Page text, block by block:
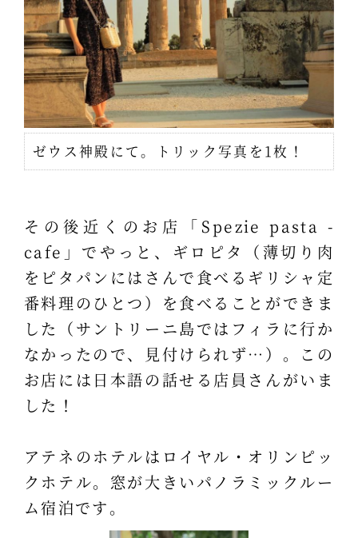
ゼウス神殿にて。トリック写真を1枚！
その後近くのお店「Spezie pasta -
cafe」でやっと、ギロピタ（薄切り肉
をピタパンにはさんで食べるギリシャ定
番料理のひとつ）を食べることができま
した（サントリーニ島ではフィラに行か
なかったので、見付けられず…）。この
お店には日本語の話せる店員さんがいま
した！
アテネのホテルはロイヤル・オリンピッ
クホテル。窓が大きいパノラミックルー
ム宿泊です。